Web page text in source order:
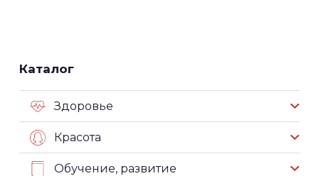
Каталог
Здоровье
Красота
Обучение, развитие